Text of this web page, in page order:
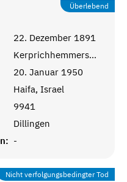
Überlebend
22. Dezember 1891
Kerprichhemmersdorf, Saarlouis
20. Januar 1950
Haifa, Israel
9941
Dillingen
-
Nicht verfolgungsbedingter Tod